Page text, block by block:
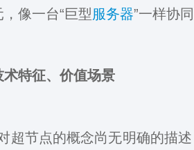
像一台“巨型服务器”一样协
特征、价值场景
节点的概念尚无明确的描述